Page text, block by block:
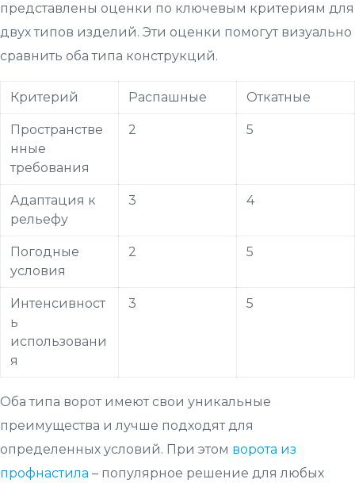
представлены оценки по ключевым критериям для
двух типов изделий. Эти оценки помогут визуально
сравнить оба типа конструкций.
Критерий Распашные Откатные
Пространстве
нные
требования
2 5
Адаптация к
рельефу
3 4
Погодные
условия
2 5
Интенсивност
ь
использовани
я
3 5
Оба типа ворот имеют свои уникальные
преимущества и лучше подходят для
определенных условий. При этом ворота из
профнастила – популярное решение для любых